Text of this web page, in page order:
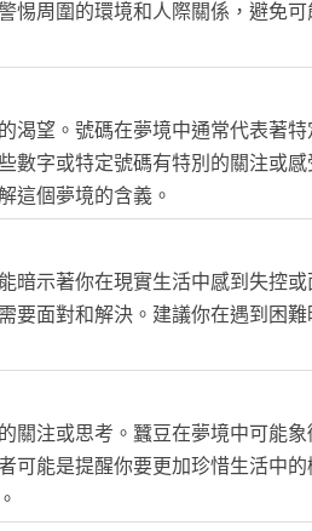
惕周圍的環境和人際關係，避免
渴望。號碼在夢境中通常代表著
數字或特定號碼有特別的關注或
這個夢境的含義。
暗示著你在現實生活中感到失控
要面對和解決。建議你在遇到困
關注或思考。蠶豆在夢境中可能
可能是提醒你要更加珍惜生活中